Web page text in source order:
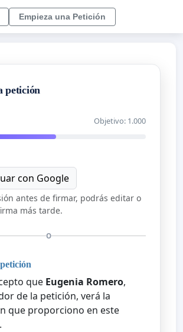
Empieza una Petición
petición
Objetivo: 1.000
con Google
antes de firmar, podrás editar o
más tarde.
O
que Eugenia Romero,
de la petición, verá la
que proporciono en este